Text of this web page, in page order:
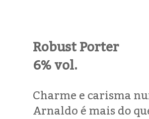
Robust Porter
6% vol.
Charme e carisma
Arnaldo é mais do